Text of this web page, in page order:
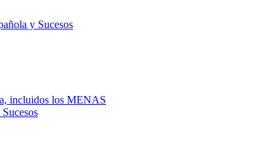
y Sucesos
incluidos los MENAS